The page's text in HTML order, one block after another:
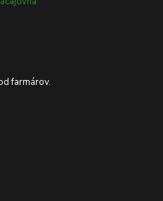
farmárov.